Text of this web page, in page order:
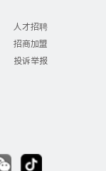
人才招聘
招商加盟
投诉举报